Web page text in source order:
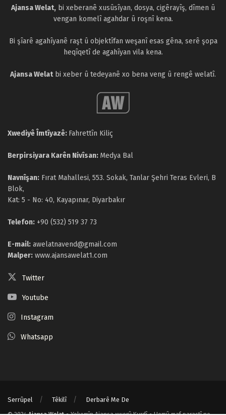
Ajansa Welat, bi xeberanê xusûsîyan, dosya, cigêrayîş, dîmen û
vengan komelî agahdar û roşnî kena.
Bi şîarê agahîyanê raşt û objektîfan weşanî esas gêna, serê şopa
heqîqetî de agahîyan vila kena.
Ajansa Welatbi xeber û tedeyanê xo bena veng û rengê welatî.
Xwediyê Îmtîyazê: Fahrettîn Kiliç
Berpirsiyara Karên Nivîsan: Medya Bal
Navnîşan: Fırat Mahallesi, 553. Sokak, Tanlar Şehri Teras Evleri, B
Blok,
Kat: 5 - No: 40, Kayapınar, Diyarbakır
Telefon: +90 (532) 519 37 73
E-mail: awelatnavend@gmail.com
Malper: www.ajansawelat1.com
Twitter
Youtube
Instagram
Whatsapp
Serrûpel Têkilî Derbarê Me De